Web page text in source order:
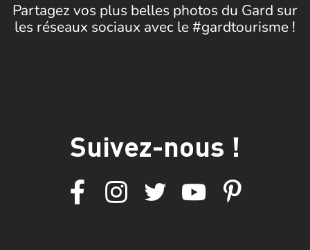
Partagez vos plus belles photos du Gard sur
les réseaux sociaux avec le #gardtourisme !
Suivez-nous !